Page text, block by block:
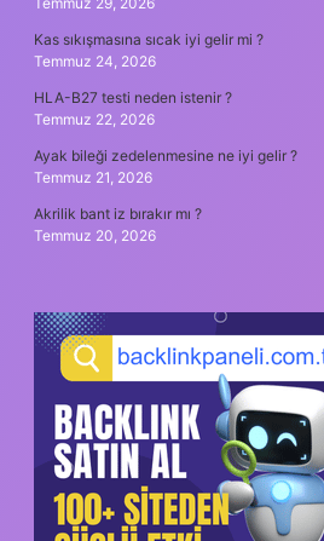
Kas sıkışmasına sıcak iyi gelir mi ?
Temmuz 24, 2026
HLA-B27 testi neden istenir ?
Temmuz 22, 2026
Ayak bileği zedelenmesine ne iyi gelir ?
Temmuz 21, 2026
Akrilik bant iz bırakır mı ?
Temmuz 20, 2026